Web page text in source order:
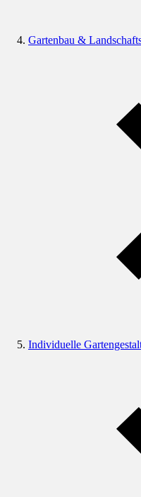
Gartenbau &
Individuelle